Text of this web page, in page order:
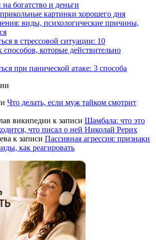
богатство и деньги
картинки хорошего дня
виды, психологические причины,
в стрессовой ситуации: 10
которые действительно
при панической атаке: 3 способа
Что делать, если муж тайком смотрит
википедии к записи Шамбала: что это
что писал о ней Николай Рерих
к записи Пассивная агрессия: признаки
как реагировать